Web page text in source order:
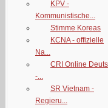
KPV -
Kommunistische...
Stimme Koreas
KCNA - offizielle
Na...
CRI Online
-...
SR Vietnam -
Regieru...